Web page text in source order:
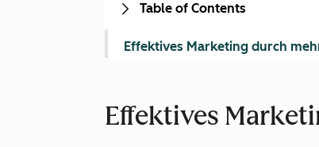
Effektives
Table of Contents
Effektives Marketing durch